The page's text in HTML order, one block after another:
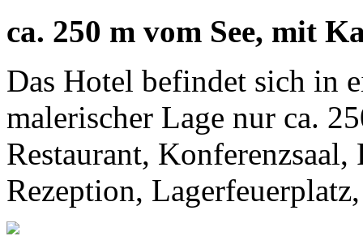
ca. 250 m vom See, mit
Das Hotel befindet sich in
malerischer Lage nur ca.
Restaurant,
Rezeption,